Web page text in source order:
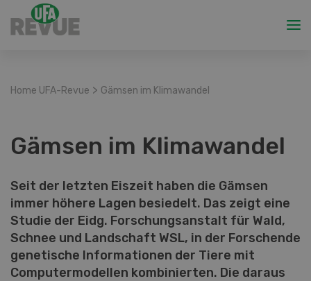
Home UFA-Revue > Gämsen im Klimawandel
Gämsen im Klimawandel
Seit der letzten Eiszeit haben die Gämsen
immer höhere Lagen besiedelt. Das zeigt eine
Studie der Eidg. Forschungsanstalt für Wald,
Schnee und Landschaft WSL, in der Forschende
genetische Informationen der Tiere mit
Computermodellen kombinierten. Die daraus